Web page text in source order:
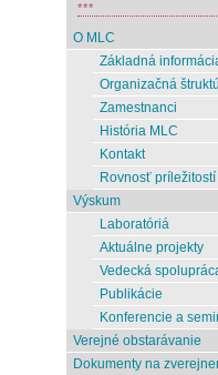
***
O MLC
Základná
Organizačná
Zamestnanci
História MLC
Kontakt
Rovnosť príležitostí
Výskum
Laboratóriá
Aktuálne projekty
Vedecká
Publikácie
Konferencie a
Verejné obstarávanie
Dokumenty na